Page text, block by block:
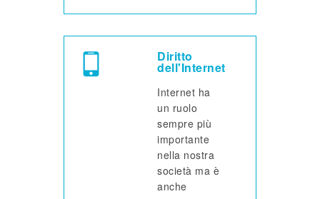
Diritto
dell'Internet
Internet ha
un ruolo
sempre più
importante
nella nostra
società ma è
anche